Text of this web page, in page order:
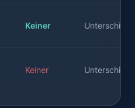
Keiner
Keiner